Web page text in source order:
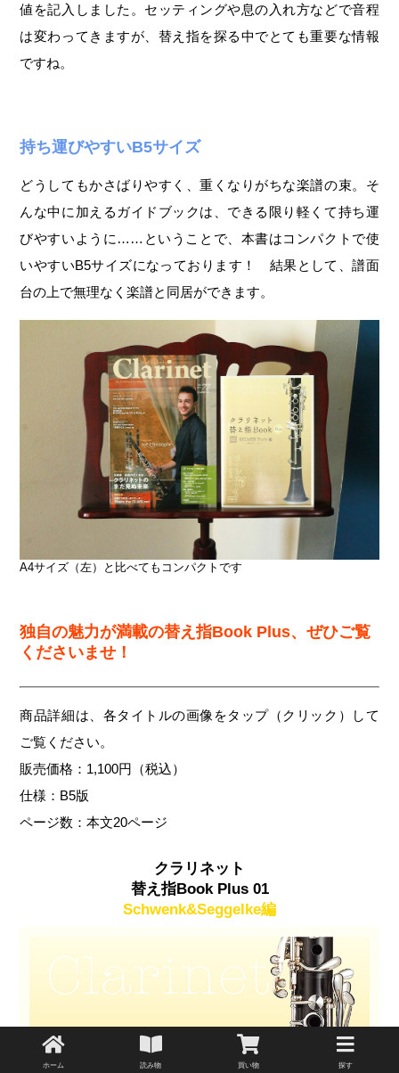
ホーム 読み物 買い物 探す
値を記入しました。セッティングや息の入れ方などで音程
は変わってきますが、替え指を探る中でとても重要な情報
ですね。
持ち運びやすいB5サイズ
どうしてもかさばりやすく、重くなりがちな楽譜の束。そ
んな中に加えるガイドブックは、できる限り軽くて持ち運
びやすいように……ということで、本書はコンパクトで使
いやすいB5サイズになっております！ 結果として、譜面
台の上で無理なく楽譜と同居ができます。
A4サイズ（左）と比べてもコンパクトです
独自の魅力が満載の替え指Book Plus、ぜひご覧
くださいませ！
商品詳細は、各タイトルの画像をタップ（クリック）して
ご覧ください。
販売価格：1,100円（税込）
仕様：B5版
ページ数：本文20ページ
クラリネット
替え指Book Plus 01
Schwenk&Seggelke編